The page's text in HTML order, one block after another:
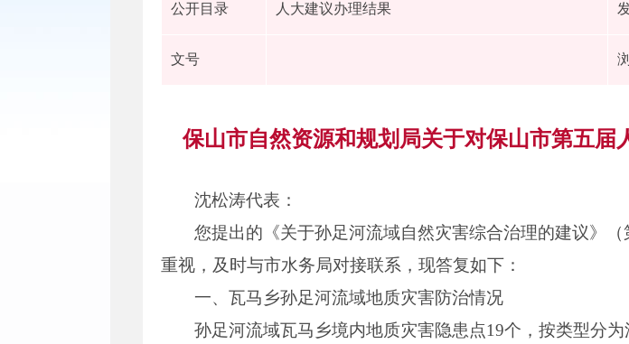
公开目录 人大建议办理结果
文号
保山市自然资源和规划局关于对保山市第五
沈松涛代表：
您提出的《关于孙足河流域自然灾害综合治理的建议》
重视，及时与市水务局对接联系，现答复如下：
一、瓦马乡孙足河流域地质灾害防治情况
孙足河流域瓦马乡境内地质灾害隐患点19个，按类型分